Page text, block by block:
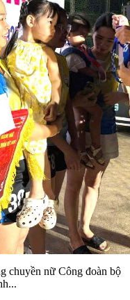
chuyền nữ Công đoàn bộ